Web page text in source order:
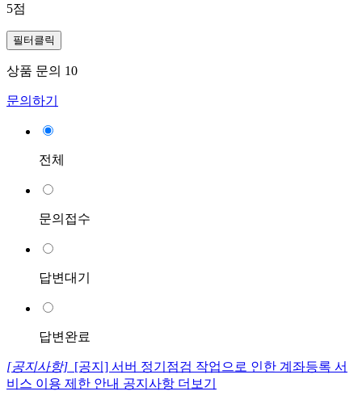
5점
필터클릭
상품 문의 10
문의하기
전체
문의접수
답변대기
답변완료
[공지사항] [공지] 서버 정기점검 작업으로 인한 계좌등록 서
비스 이용 제한 안내 공지사항 더보기